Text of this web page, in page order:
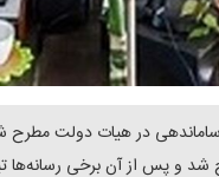
ساماندهی در هیات دولت
و پس از آن برخی